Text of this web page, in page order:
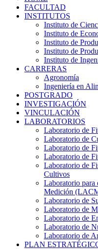
FACULTAD
INSTITUTOS
Instituto de
Instituto de
Instituto de
Instituto de
Instituto de
CARRERAS
Agronomía
Ingeniería en
POSTGRADO
INVESTIGACIÓN
VINCULACIÓN
LABORATORIOS
Laboratorio de
Laboratorio de
Laboratorio de
Laboratorio de
Laboratorio de
Cultivos
Laboratorio para
Medición
Laboratorio de
Laboratorio de
Laboratorio de
Laboratorio de
Laboratorio de
PLAN